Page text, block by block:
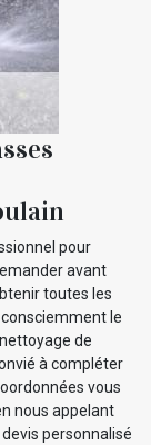
pour
avant
toutes les
le
de
à compléter
vous
nous appelant
personnalisé